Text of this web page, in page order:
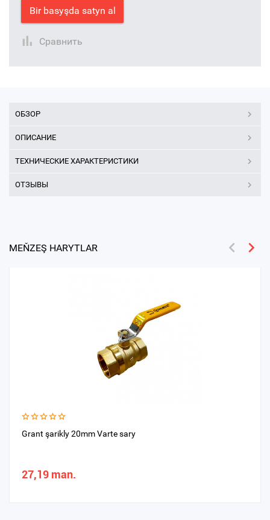
Bir basyşda satyn al
Сравнить
ОБЗОР
ОПИСАНИЕ
ТЕХНИЧЕСКИЕ ХАРАКТЕРИСТИКИ
ОТЗЫВЫ
MEŇZEŞ HARYTLAR
Grant şarikly 20mm Varte sary
27,19 man.